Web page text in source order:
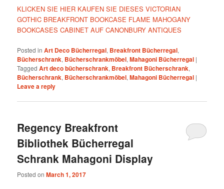
KLICKEN SIE HIER KAUFEN SIE DIESES VICTORIAN
GOTHIC BREAKFRONT BOOKCASE FLAME MAHOGANY
BOOKCASES CABINET AUF CANONBURY ANTIQUES
Posted in Art Deco Bücherregal, Breakfront Bücherregal,
Bücherschrank, Bücherschrankmöbel,Mahagoni Bücherregal |
Tagged Art deco bücherschrank, Breakfront Bücherschrank,
Bücherschrank, Bücherschrankmöbel,Mahagoni Bücherregal |
Leave a reply
Regency Breakfront
Bibliothek Bücherregal
Schrank Mahagoni Display
Posted onMarch 1, 2017